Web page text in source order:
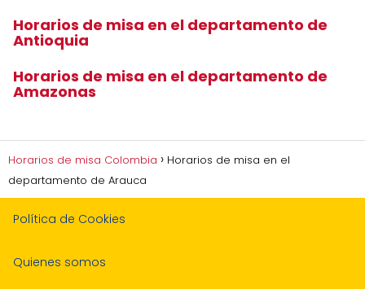
Horarios de misa en el departamento de
Antioquia
Horarios de misa en el departamento de
Amazonas
Horarios de misa Colombia
Horarios de misa en el
departamento de Arauca
Política de Cookies
Quienes somos